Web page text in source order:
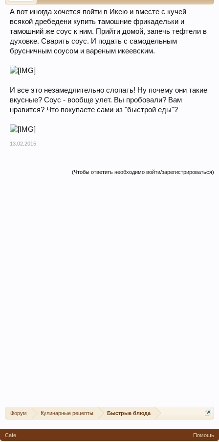
А вот иногда хочется пойти в Икею и вместе с кучей
всякой дребедени купить тамошние фрикадельки и
тамошний же соус к ним. Прийти домой, запечь тефтели в
духовке. Сварить соус. И подать с самодельным
брусничным соусом и вареным икеевским.
И все это незамедлительно слопать! Ну почему они такие
вкусные? Соус - вообще улет. Вы пробовали? Вам
нравится? Что покупаете сами из "быстрой еды"?
13.02.2015
(Чтобы ответить необходимо войти/зарегистрироваться)
Форум Кулинарные рецепты Быстрые блюда
Cafe Помощь